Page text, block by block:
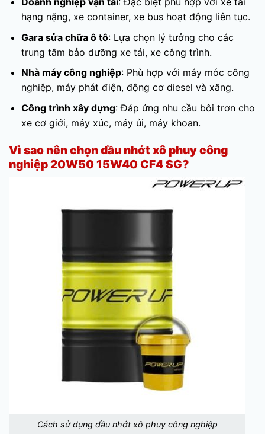
hạng nặng, xe container, xe bus hoạt động liên tục.
Gara sửa chữa ô tô: Lựa chọn lý tưởng cho các
trung tâm bảo dưỡng xe tải, xe công trình.
Nhà máy công nghiệp: Phù hợp với máy móc công
nghiệp, máy phát điện, động cơ diesel và xăng.
Công trình xây dựng: Đáp ứng nhu cầu bôi trơn cho
xe cơ giới, máy xúc, máy ủi, máy khoan.
Vì sao nên chọn dầu nhớt xô phuy công
nghiệp 20W50 15W40 CF4 SG?
Cách sử dụng dầu nhớt xô phuy công nghiệp